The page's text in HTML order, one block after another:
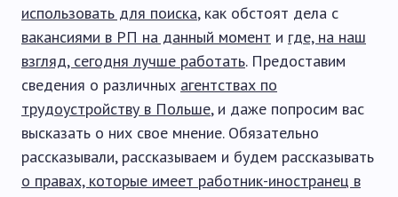
использовать для поиска, как обстоят дела с
вакансиями в РП на данный момент и где, на наш
взгляд, сегодня лучше работать. Предоставим
сведения о различных агентствах по
трудоустройству в Польше, и даже попросим вас
высказать о них свое мнение. Обязательно
рассказывали, рассказываем и будем рассказывать
о правах, которые имеет работник-иностранец в